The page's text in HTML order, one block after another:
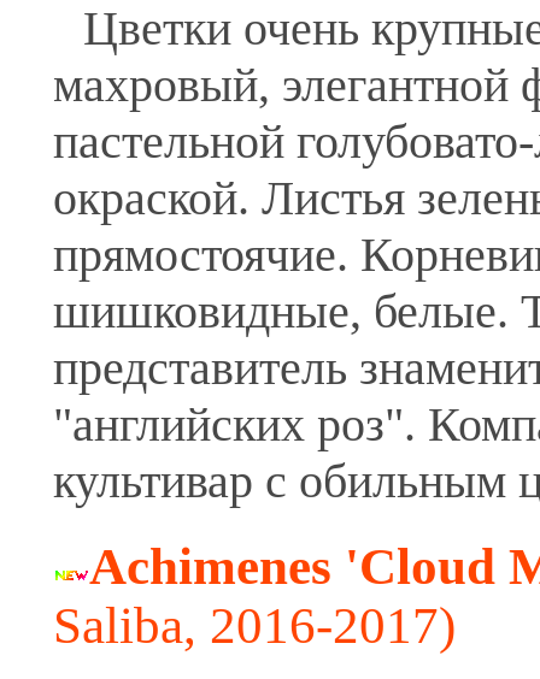
Цветки очень
махровый, элегантной
пастельной
окраской. Листья
прямостоячие.
шишковидные, белые.
представитель
"английских роз".
культивар с обильным
Achimenes 'Cloud
Saliba, 2016-2017)